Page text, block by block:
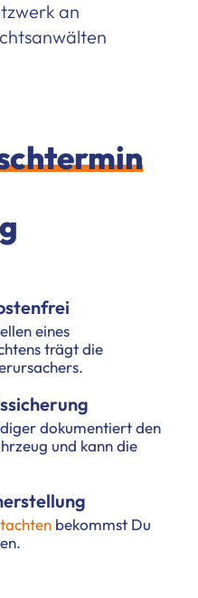
an
eines
trägt die
dokumentiert den
und kann die
bekommst Du